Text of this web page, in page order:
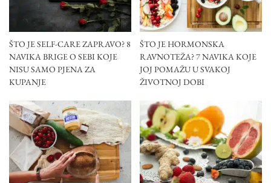
ŠTO JE SELF-CARE ZAPRAVO? 8
NAVIKA BRIGE O SEBI KOJE
NISU SAMO PJENA ZA
KUPANJE
ŠTO JE HORMONSKA
RAVNOTEŽA? 7 NAVIKA KOJE
JOJ POMAŽU U SVAKOJ
ŽIVOTNOJ DOBI